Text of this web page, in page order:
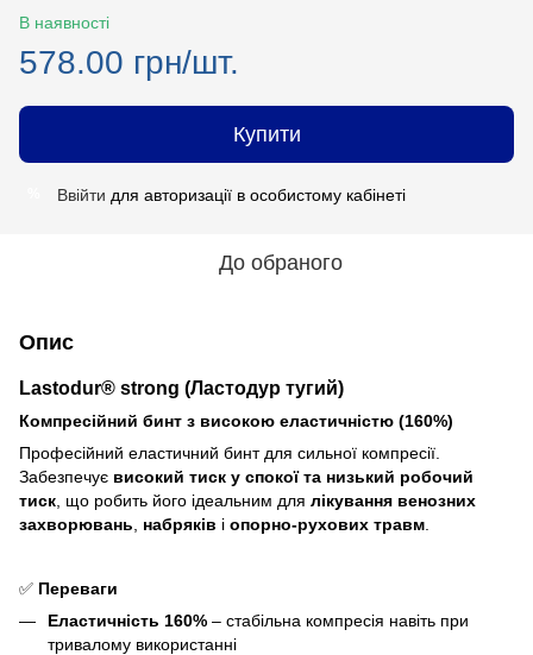
В наявності
578.00 грн/шт.
Купити
Ввійти для авторизації в особистому кабінеті
До обраного
Опис
Lastodur® strong (Ластодур тугий)
Компресійний бинт з високою еластичністю (160%)
Професійний еластичний бинт для сильної компресії.
Забезпечує високий тиск у спокої та низький робочий
тиск , що робить його ідеальним для лікування венозних
захворювань
набряків і опорно-рухових травм
✅ Переваги
Еластичність 160% – стабільна компресія навіть при
тривалому використанні